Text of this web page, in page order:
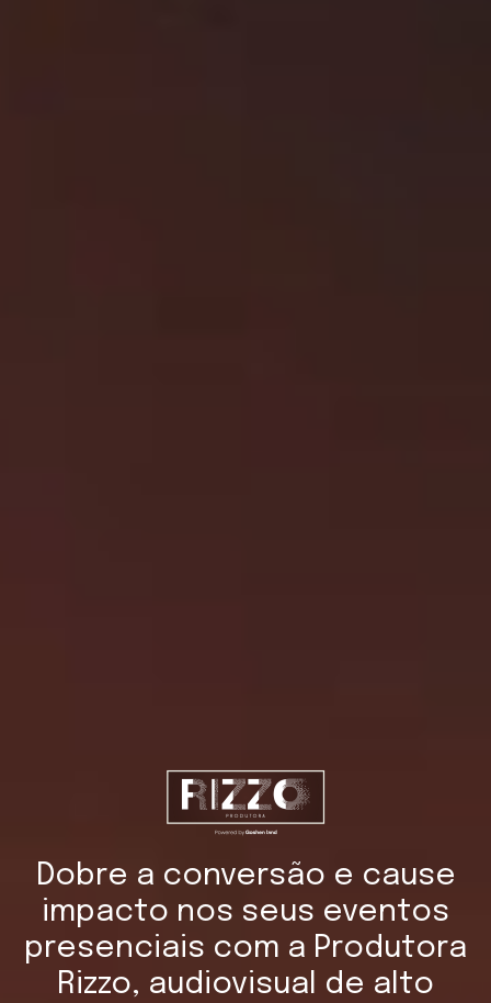
Dobre a conversão e cause
impacto nos seus eventos
presenciais com a Produtora
Rizzo, audiovisual de alto